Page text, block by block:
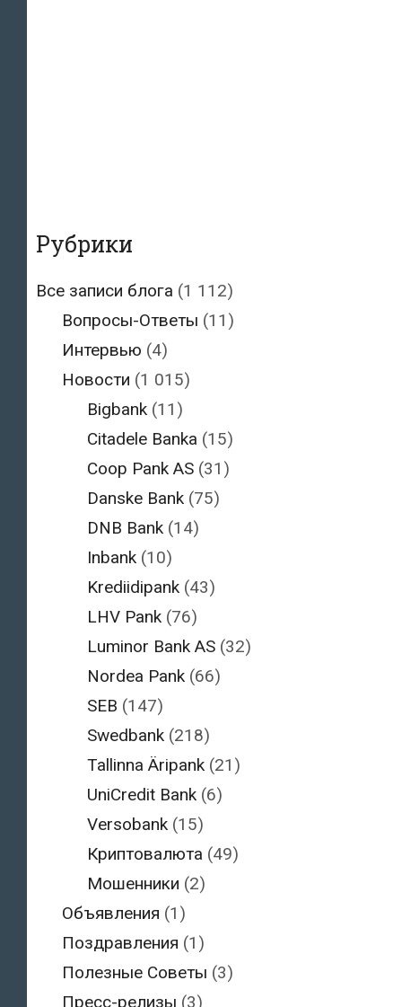
Рубрики
Все записи блога (1 112)
Вопросы-Ответы (11)
Интервью (4)
Новости (1 015)
Bigbank (11)
Citadele Banka (15)
Coop Pank AS (31)
Danske Bank (75)
DNB Bank (14)
Inbank (10)
Krediidipank (43)
LHV Pank (76)
Luminor Bank AS (32)
Nordea Pank (66)
SEB (147)
Swedbank (218)
Tallinna Äripank (21)
UniCredit Bank (6)
Versobank (15)
Криптовалюта (49)
Мошенники (2)
Объявления (1)
Поздравления (1)
Полезные Советы (3)
Пресс-релизы (3)